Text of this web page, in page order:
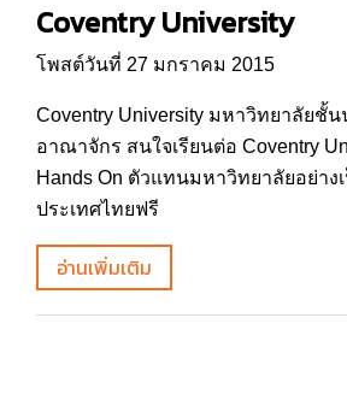
Coventry University
โพสต์วันที่ 27 มกราคม 2015
Coventry University มหาวิทยาลัยชั้
อาณาจักร สนใจเรียนต่อ Coventry
Hands On ตัวแทนมหาวิทยาลัยอย่าง
ประเทศไทยฟรี
อ่านเพิ่มเติม